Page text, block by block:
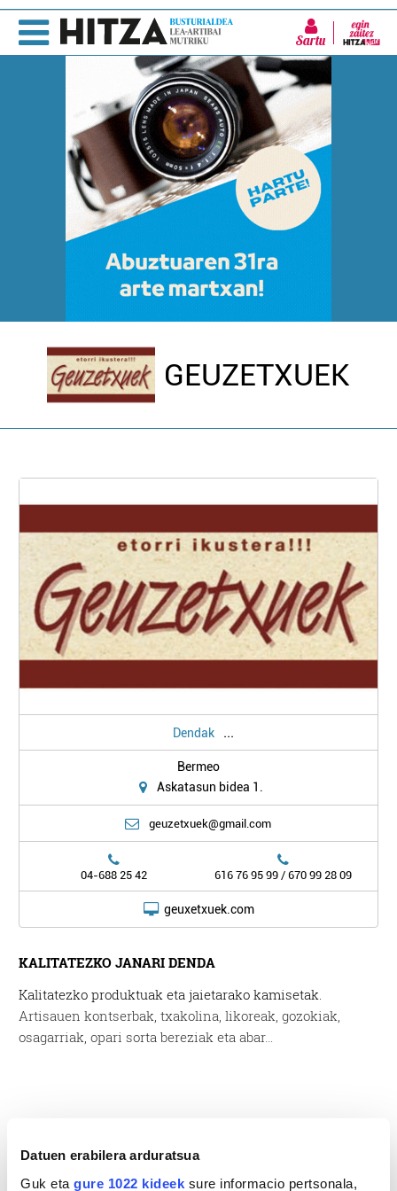
Datuen erabilera arduratsua
Guk eta gure 1022 kideek sure informacio pertsonala,
Sartu
GEUZETXUEK
KALITATEZKO JANARI DENDA
Kalitatezko produktuak eta jaietarako kamisetak.
Artisauen kontserbak, txakolina, likoreak, gozokiak,
osagarriak, opari sorta bereziak eta abar…
Dendak ...
Bermeo
Askatasun bidea 1.
geuzetxuek@gmail.com
04-688 25 42 616 76 95 99 / 670 99 28 09
geuxetxuek.com